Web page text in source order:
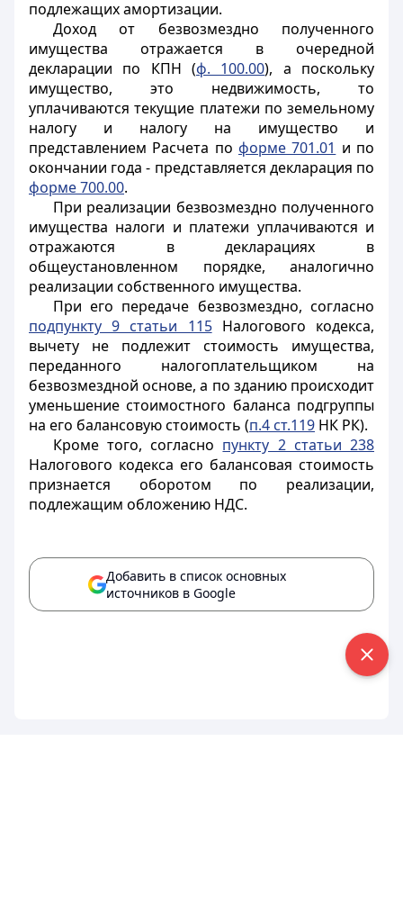
подлежащих амортизации.
Доход от безвозмездно полученного
имущества отражается в очередной
декларации по КПН (ф. 100.00), а поскольку
имущество, это недвижимость, то
уплачиваются текущие платежи по земельному
налогу и налогу на имущество и
представлением Расчета по форме 701.01 и по
окончании года - представляется декларация по
форме 700.00.
При реализации безвозмездно полученного
имущества налоги и платежи уплачиваются и
отражаются в декларациях в
общеустановленном порядке, аналогично
реализации собственного имущества.
При его передаче безвозмездно, согласно
подпункту 9 статьи 115Налогового кодекса,
вычету не подлежит стоимость имущества,
переданного налогоплательщиком на
безвозмездной основе, а по зданию происходит
уменьшение стоимостного баланса подгруппы
на его балансовую стоимость (п.4 ст.119 НК РК).
Кроме того, согласно пункту 2 статьи 238
Налогового кодекса его балансовая стоимость
признается оборотом по реализации,
подлежащим обложению НДС.
Добавить в список основных
источников в Google